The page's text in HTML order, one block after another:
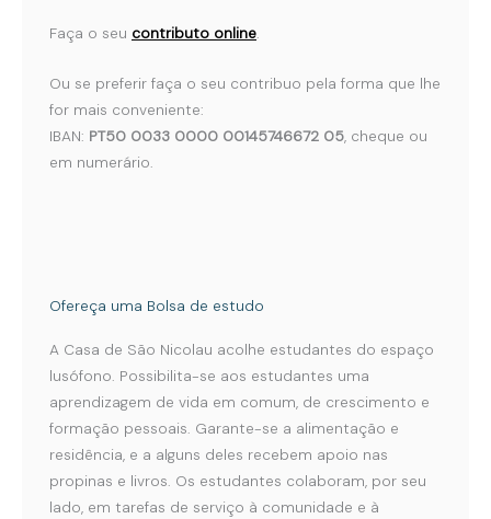
Faça o seu contributo online.
Ou se preferir faça o seu contribuo pela forma que lhe
for mais conveniente:
IBAN: PT50 0033 0000 00145746672 05 , cheque ou
em numerário.
Ofereça uma Bolsa de estudo
A Casa de São Nicolau acolhe estudantes do espaço
lusófono. Possibilita-se aos estudantes uma
aprendizagem de vida em comum, de crescimento e
formação pessoais. Garante-se a alimentação e
residência, e a alguns deles recebem apoio nas
propinas e livros. Os estudantes colaboram, por seu
lado, em tarefas de serviço à comunidade e à